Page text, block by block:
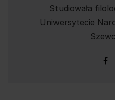
Studiowała
Uniwersytecie